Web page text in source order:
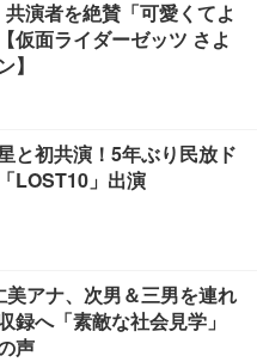
演者を絶賛「可愛くてよ
仮面ライダーゼッツ さよ
】
と初共演！5年ぶり民放ド
LOST10」出演
アナ、次男＆三男を連れ
録へ「素敵な社会見学」
声